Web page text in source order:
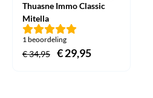
Thuasne Immo Classic
Mitella
1 beoordeling
€34,95
Oorspronkelijke
€29,95